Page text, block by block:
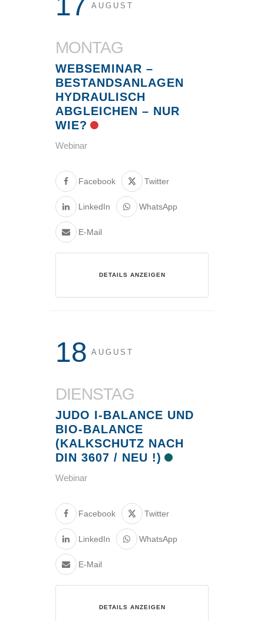
AUGUST
MONTAG
WEBSEMINAR –
BESTANDSANLAGEN
HYDRAULISCH
ABGLEICHEN – NUR
WIE?
Webinar
Facebook Twitter
LinkedIn WhatsApp
E-Mail
DETAILS ANZEIGEN
18 AUGUST
DIENSTAG
JUDO I-BALANCE UND
BIO-BALANCE
(KALKSCHUTZ NACH
DIN 3607 / NEU !)
Webinar
Facebook Twitter
LinkedIn WhatsApp
E-Mail
DETAILS ANZEIGEN